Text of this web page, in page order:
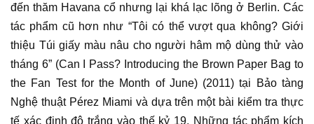
đến thăm Havana cổ nhưng lại khá lạc lõng ở Berlin. Các
tác phẩm cũ hơn như “Tôi có thể vượt qua không? Giới
thiệu Túi giấy màu nâu cho người hâm mộ dùng thử vào
tháng 6” (Can I Pass? Introducing the Brown Paper Bag to
the Fan Test for the Month of June) (2011) tại Bảo tàng
Nghệ thuật Pérez Miami và dựa trên một bài kiểm tra thực
tế xác định độ trắng vào thế kỷ 19. Những tác phẩm kích